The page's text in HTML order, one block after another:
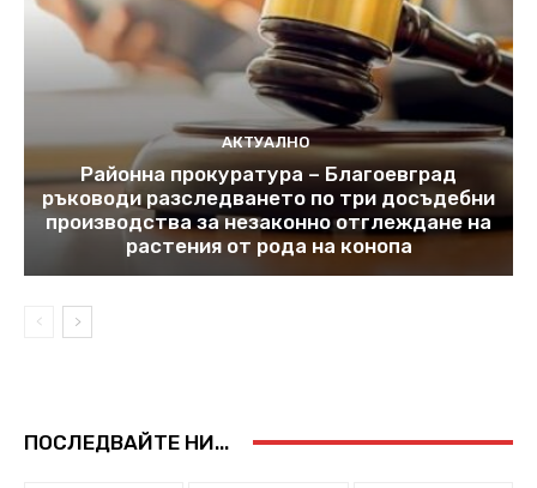
АКТУАЛНО
Районна прокуратура – Благоевград
ръководи разследването по три досъдебни
производства за незаконно отглеждане на
растения от рода на конопа
ПОСЛЕДВАЙТЕ НИ...